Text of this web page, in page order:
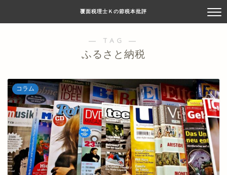
覆面税理士Ｋの節税本批評
― TAG ―
ふるさと納税
コラム